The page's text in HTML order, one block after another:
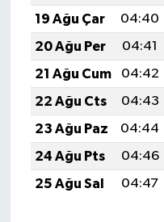
19 Ağu Çar
04:40
20 Ağu Per
04:41
21 Ağu Cum
04:42
22 Ağu Cts
04:43
23 Ağu Paz
04:44
24 Ağu Pts
04:46
25 Ağu Sal
04:47